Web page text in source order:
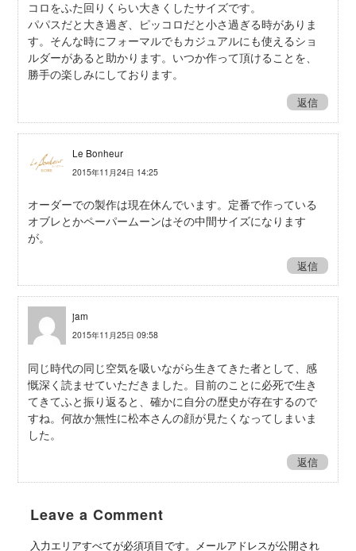
コロをふた回りくらい大きくしたサイズです。
パパスだと大き過ぎ、ピッコロだと小さ過ぎる時がありま
す。そんな時にフォーマルでもカジュアルにも使えるショ
ルダーがあると助かります。いつか作って頂けることを、
勝手の楽しみにしております。
返信
Le Bonheur
2015年11月24日 14:25
オーダーでの製作は現在休んでいます。定番で作っている
オブレとかペーパームーンはその中間サイズになります
が。
返信
jam
2015年11月25日 09:58
同じ時代の同じ空気を吸いながら生きてきた者として、感
慨深く読ませていただきました。目前のことに必死で生き
てきてふと振り返ると、確かに自分の歴史が存在するので
すね。何故か無性に松本さんの顔が見たくなってしまいま
した。
返信
Leave a Comment
入力エリアすべてが必須項目です。メールアドレスが公開され